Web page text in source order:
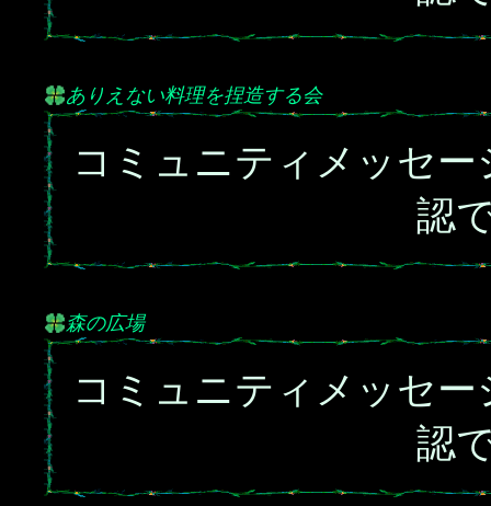
ありえない料理を捏造する会
コミュニティメッセ
認
森の広場
コミュニティメッセ
認